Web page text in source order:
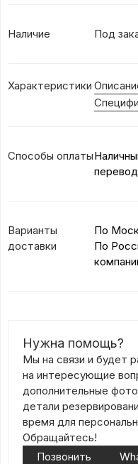
Наличие Под
Характеристики
Способы оплаты
Варианты
доставки
По
По
Нужна помощь?
Мы на связи и будет
на интересующие
дополнительные
детали
время для
Обращайтесь!
Позвонить